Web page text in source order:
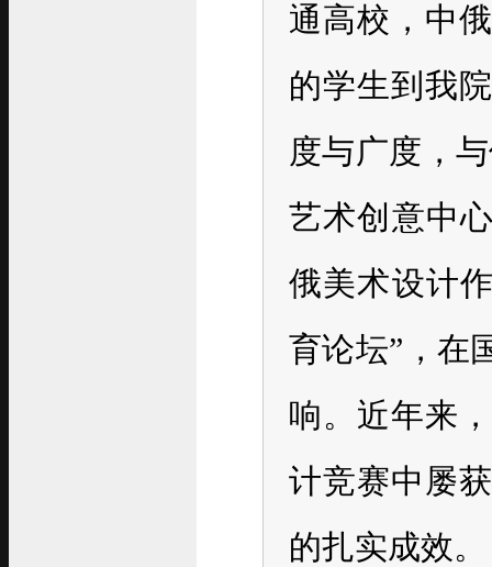
通高校，中
的学生到我
度与广度，
艺术创意中
俄美术设计
育论坛”，在
响。近年来
计竞赛中屡
的扎实成效。